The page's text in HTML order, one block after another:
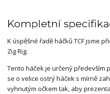
Kompletní
K úspěšné řadě háčků TCF jsme
Zig Rig.
Tento háček je určený především
se o velice ostrý háček s mírně
vyhnutým očkem tak, aby